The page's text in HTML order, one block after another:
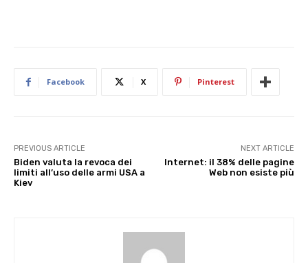
Facebook X Pinterest
PREVIOUS ARTICLE
Biden valuta la revoca dei
limiti all’uso delle armi USA a
Kiev
NEXT ARTICLE
Internet: il 38% delle pagine
Web non esiste più